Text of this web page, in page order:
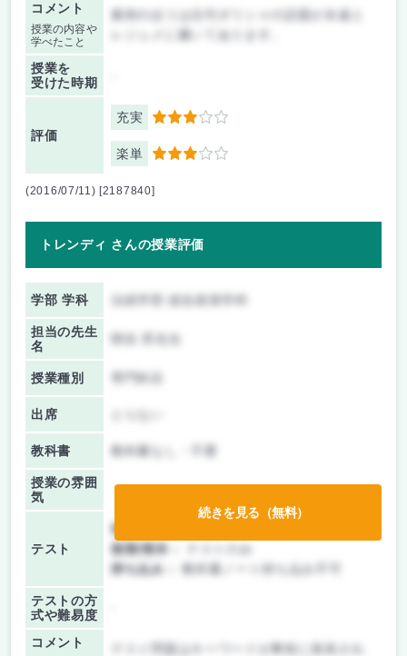
コメント
授業の内容や
学べたこと
最初のほうは古代ギリシャの話題が永遠と
レジュメに書いてあります。
授業を
受けた時期
評価
充実 3
楽単 3
(2016/07/11) [2187840]
トレンディ さんの授業評価
学部 学科 法経学部 総合政策学科
担当の先生
名
授業種別
出席
教科書 教科書なし・不要
授業の雰囲
気
テスト
前期/中間：
後期/期末：
持ち込み：
教科書ノート持ち込み不可
テストの方
式や難易度
コメント
続きを見る（無料）